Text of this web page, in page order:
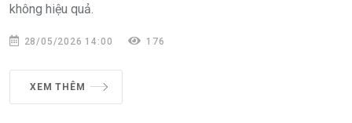
không hiệu quả.
28/05/2026 14:00 176
XEM THÊM